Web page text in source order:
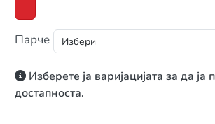
Парче
Изберете ја варијацијата за да ја
достапноста.